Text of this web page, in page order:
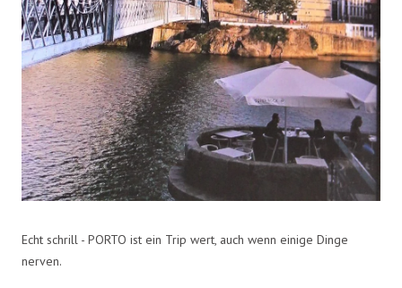
Echt schrill - PORTO ist ein Trip wert, auch wenn einige Dinge
nerven.